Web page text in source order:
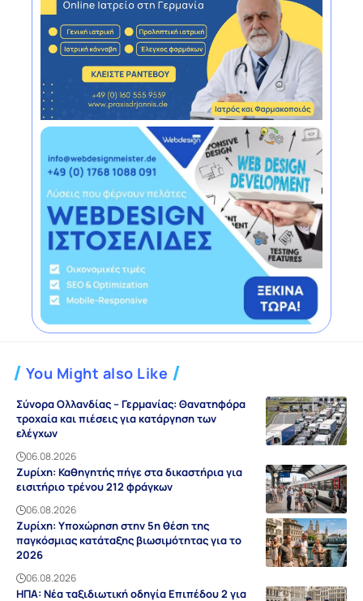
You Might also Like
Σύνορα Ολλανδίας – Γερμανίας: Θανατηφόρα
τροχαία και πιέσεις για κατάργηση των
ελέγχων
06.08.2026
Ζυρίχη: Καθηγητής πήγε στα δικαστήρια για
εισιτήριο τρένου 212 φράγκων
06.08.2026
Ζυρίχη: Υποχώρηση στην 5η θέση της
παγκόσμιας κατάταξης βιωσιμότητας για το
2026
06.08.2026
ΗΠΑ: Νέα ταξιδιωτική οδηγία Επιπέδου 2 για